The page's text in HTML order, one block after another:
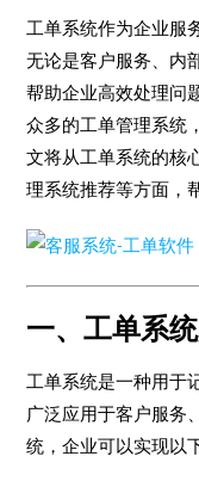
工单系统作为企业服
无论是客户服务、内
帮助企业高效处理问
众多的工单管理系统
文将从工单系统的核
理系统推荐等方面，
一、工单系
工单系统是一种用于
广泛应用于客户服务
统，企业可以实现以